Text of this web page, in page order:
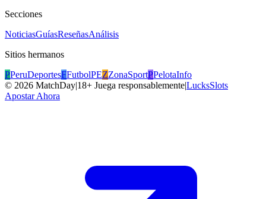
Secciones
NoticiasGuíasReseñasAnálisis
Sitios hermanos
PPeruDeportesFFutbolPEZZonaSportPPelotaInfo
© 2026 MatchDay|18+ Juega responsablemente|LucksSlots
Apostar Ahora